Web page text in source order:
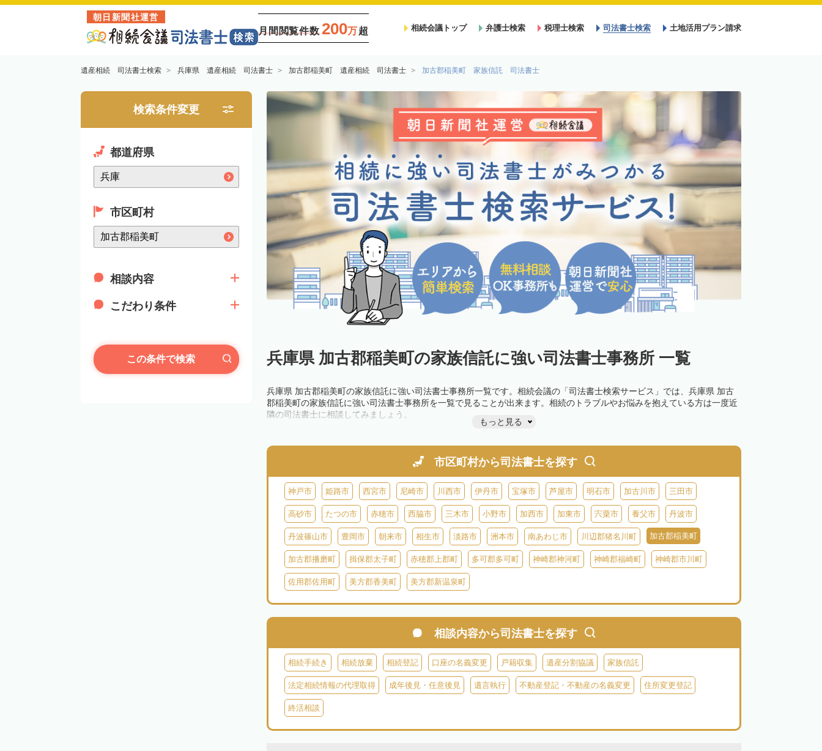
朝日新聞社運営
月間閲覧件数 200万超 相続会議トップ 弁護士検索 税理士検索 司法書士検索 土地活用プラン請求
遺産相続 司法書士検索 兵庫県 遺産相続 司法書士 加古郡稲美町 遺産相続 司法書士 加古郡稲美町 家族信託 司法書士
検索条件変更
都道府県
市区町村
相談内容
こだわり条件
この条件で検索 兵庫県 加古郡稲美町の家族信託に強い司法書士事務所 一覧
兵庫県 加古郡稲美町の家族信託に強い司法書士事務所一覧です。相続会議の「司法書士検索サービス」では、兵庫県 加古
郡稲美町の家族信託に強い司法書士事務所を一覧で見ることが出来ます。相続のトラブルやお悩みを抱えている方は一度近
隣の司法書士に相談してみましょう。
もっと見る
市区町村から司法書士を探す
神戸市 姫路市 西宮市 尼崎市 川西市 伊丹市 宝塚市 芦屋市 明石市 加古川市 三田市
高砂市 たつの市 赤穂市 西脇市 三木市 小野市 加西市 加東市 宍粟市 養父市 丹波市
丹波篠山市 豊岡市 朝来市 相生市 淡路市 洲本市 南あわじ市 川辺郡猪名川町 加古郡稲美町
加古郡播磨町 揖保郡太子町 赤穂郡上郡町 多可郡多可町 神崎郡神河町 神崎郡福崎町 神崎郡市川町
佐用郡佐用町 美方郡香美町 美方郡新温泉町
相談内容から司法書士を探す
相続手続き 相続放棄 相続登記 口座の名義変更 戸籍収集 遺産分割協議 家族信託
法定相続情報の代理取得 成年後見・任意後見 遺言執行 不動産登記・不動産の名義変更 住所変更登記
終活相談